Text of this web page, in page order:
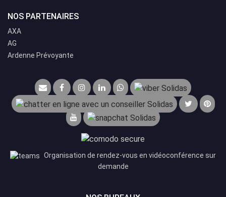
NOS PARTENAIRES
AXA
AG
Ardenne Prévoyante
Organisation de rendez-vous en vidéoconférence sur
demande